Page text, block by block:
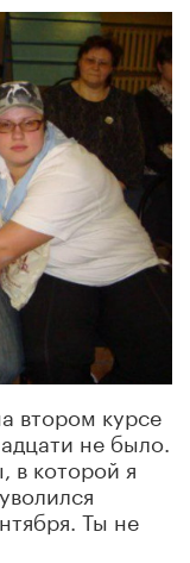
втором курсе
не было.
в которой я
Ты не